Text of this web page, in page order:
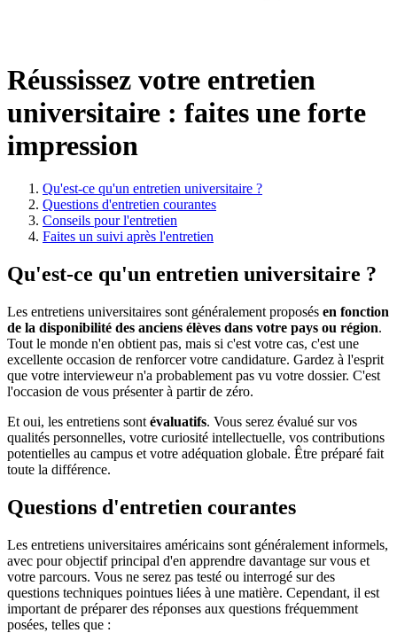
Réussissez votre entretien
universitaire : faites une forte
impression
Qu'est-ce qu'un entretien universitaire ?
Questions d'entretien courantes
Conseils pour l'entretien
Faites un suivi après l'entretien
Qu'est-ce qu'un entretien universitaire ?
Les entretiens universitaires sont généralement proposés en fonction
de la disponibilité des anciens élèves dans votre pays ou région.
Tout le monde n'en obtient pas, mais si c'est votre cas, c'est une
excellente occasion de renforcer votre candidature. Gardez à l'esprit
que votre intervieweur n'a probablement pas vu votre dossier. C'est
l'occasion de vous présenter à partir de zéro.
Et oui, les entretiens sont évaluatifs. Vous serez évalué sur vos
qualités personnelles, votre curiosité intellectuelle, vos contributions
potentielles au campus et votre adéquation globale. Être préparé fait
toute la différence.
Questions d'entretien courantes
Les entretiens universitaires américains sont généralement informels,
avec pour objectif principal d'en apprendre davantage sur vous et
votre parcours. Vous ne serez pas testé ou interrogé sur des
questions techniques pointues liées à une matière. Cependant, il est
important de préparer des réponses aux questions fréquemment
posées, telles que :